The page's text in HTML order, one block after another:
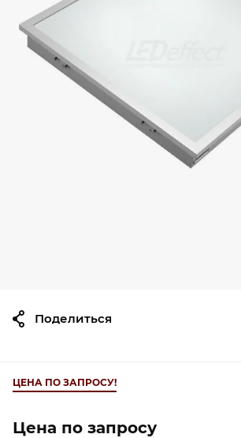
ЦЕНА ПО ЗАПРОСУ!
Цена по запросу
Поделиться